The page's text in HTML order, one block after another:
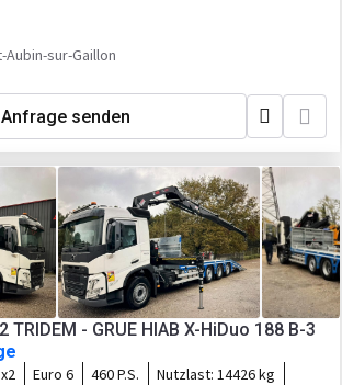
sur-Gaillon
Anfrage senden
FM 460 8x2 TRIDEM - GRUE HIAB X-HiDuo 188 B-3
Euro 6 460 P.S. Nutzlast: 14426 kg